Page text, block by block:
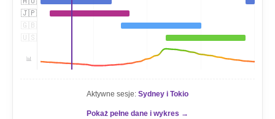
🇯🇵
🇬🇧
🇺🇸
📊
Aktywne sesje: Sydney i Tokio
Pokaż pełne dane i wykres →